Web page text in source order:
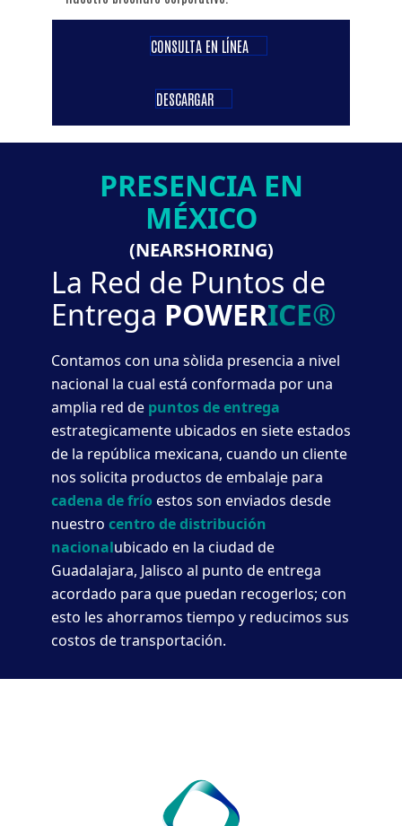
CONSULTA EN LÍNEA
DESCARGAR
PRESENCIA EN
MÉXICO
(NEARSHORING)
La Red de Puntos de
Entrega POWERICE®
Contamos con una sòlida presencia a nivel
nacional la cual está conformada por una
amplia red de puntos de entrega
estrategicamente ubicados en siete estados
de la república mexicana, cuando un cliente
nos solicita productos de embalaje para
cadena de frío estos son enviados desde
nuestro centro de distribución
nacionalubicado en la ciudad de
Guadalajara, Jalisco al punto de entrega
acordado para que puedan recogerlos; con
esto les ahorramos tiempo y reducimos sus
costos de transportación.